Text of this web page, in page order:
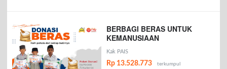
BERBAGI BERAS UNTUK
KEMANUSIAAN
Kak PAIS
Rp 13.528.773 terkumpul